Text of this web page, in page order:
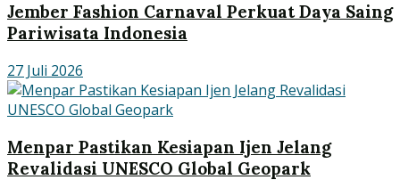
Jember Fashion Carnaval Perkuat Daya Saing
Pariwisata Indonesia
27 Juli 2026
Menpar Pastikan Kesiapan Ijen Jelang
Revalidasi UNESCO Global Geopark